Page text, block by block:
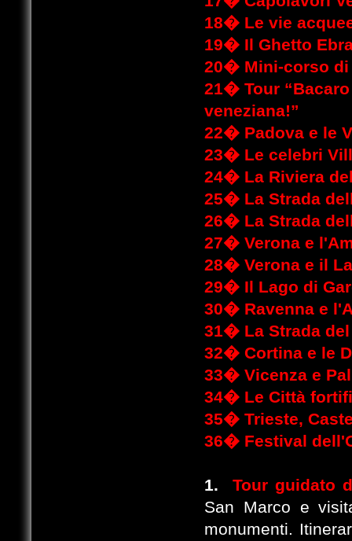
18� Le vie
19� Il Ghetto
20� Mini-corso
21� Tour
veneziana!”
22� Padova e le
23� Le celebri
24� La Riviera
25� La Strada
26� La Strada
27� Verona e
28� Verona e il
29� Il Lago di
30� Ravenna e
31� La Strada
32� Cortina e le
33� Vicenza e
34� Le Città
35� Trieste,
36� Festival
1. Tour guidato
San Marco e
monumenti.